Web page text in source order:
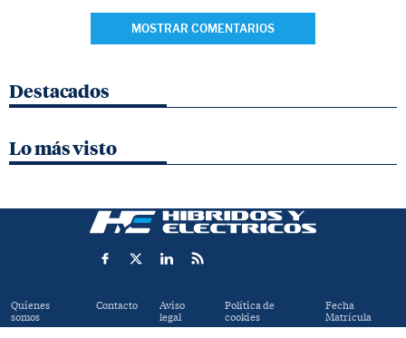
MOSTRAR COMENTARIOS
Destacados
Lo más visto
Quienes
somos
Contacto Aviso
legal
Política de
cookies
Fecha
Matrícula